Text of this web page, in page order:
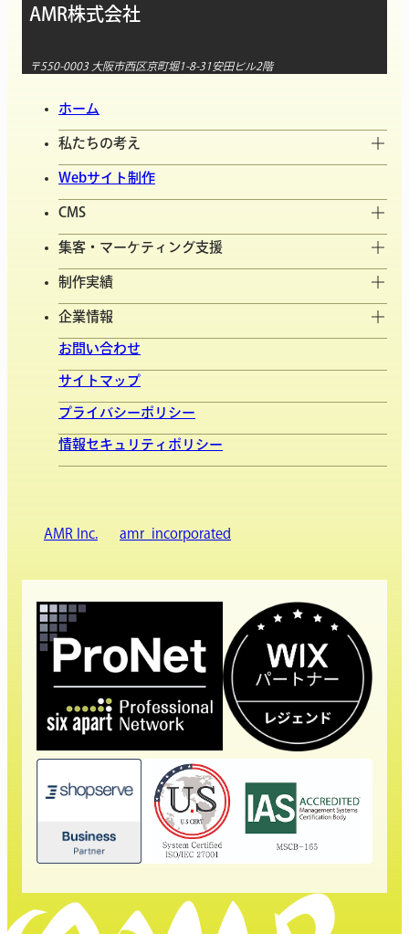
AMR株式会社
〒550-0003 大阪市西区京町堀1-8-31安田ビル2階
ホーム
私たちの考え
Webサイト制作
CMS
集客・マーケティング支援
制作実績
企業情報
お問い合わせ
サイトマップ
プライバシーポリシー
情報セキュリティポリシー
AMR Inc. amr_incorporated